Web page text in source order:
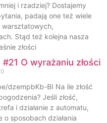
i rzadziej? Dostajemy
padają one też wiele
warsztatowych,
Stąd też kolejna nasza
złości
O wyrażaniu złości
dzempbKb-BI Na ile złość
Jeśli złość,
i działanie z automatu,
o sposobach działania